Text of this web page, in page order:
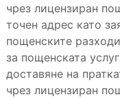
чрез лицензиран
точен адрес като
пощенските
за пощенската
доставяне на
чрез лицензиран